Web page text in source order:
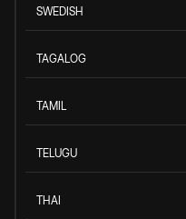
SWEDISH
TAGALOG
TAMIL
TELUGU
THAI